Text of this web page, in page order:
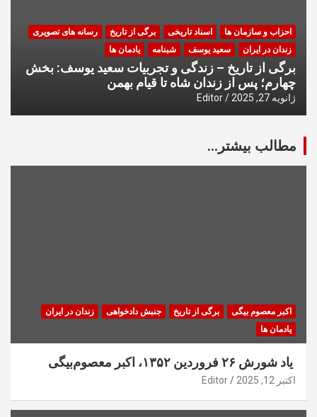
احزاب و سازمان ها اسناد تاریخی برگی از تاریخ
رسانه های تصویری
زندان در ایران
سعید یوسف شبنامه یادمان ها
برگی از تاریخ – زندگی و تجربیات سعید یوسف: بخش
چهارم؛ پس از زندان شاه تا قیام بهمن
ژانویه 27, 2025 Editor
مطالب بیشتر...
اکبر معصوم بیگی برگی از تاریخ جنبش دادخواهی
زندان در ایران
یادمان ها
یاد شورش ۲۶ فروردین ۱۳۵۲، اکبر معصوم‌بیگی
اکتبر 12, 2025 Editor